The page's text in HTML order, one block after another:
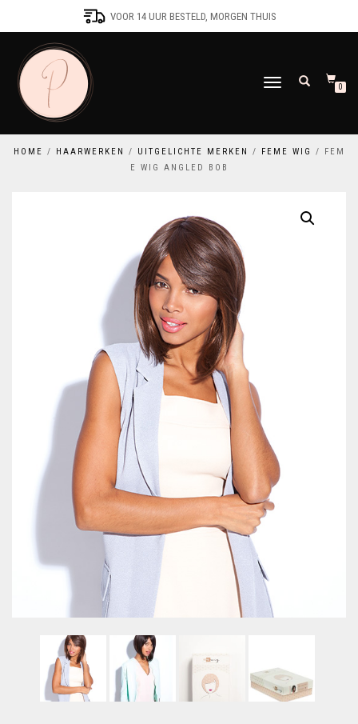
VOOR 14 UUR BESTELD, MORGEN THUIS
SCHAKEL
0
HOME / HAARWERKEN / UITGELICHTE MERKEN / FEME WIG
/ FEM
E WIG ANGLED BOB